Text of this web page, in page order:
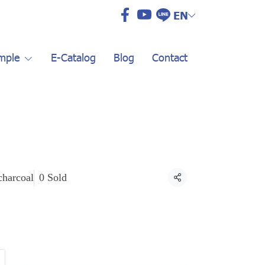
EN
E-Catalog Blog Contact
0 Sold
Share